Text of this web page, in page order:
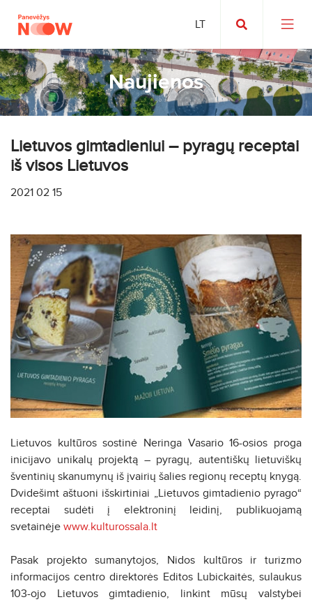
Naujienos
Lietuvos gimtadieniui – pyragų receptai
iš visos Lietuvos
2021 02 15
Lietuvos kultūros sostinė Neringa Vasario 16-osios proga
inicijavo unikalų projektą – pyragų, autentiškų lietuviškų
šventinių skanumynų iš įvairių šalies regionų receptų knygą.
Dvidešimt aštuoni išskirtiniai „Lietuvos gimtadienio pyrago“
receptai sudėti į elektroninį leidinį, publikuojamą
svetainėje www.kulturossala.lt
Pasak projekto sumanytojos, Nidos kultūros ir turizmo
informacijos centro direktorės Editos Lubickaitės, sulaukus
103-ojo Lietuvos gimtadienio, linkint mūsų valstybei